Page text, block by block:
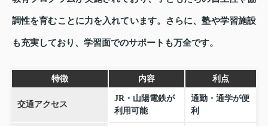
調性を育むことに力を入れています。さらに、塾や学習施設
も充実しており、学習面でのサポートも万全です。
特徴 内容 利点
交通アクセス
JR・山陽電鉄が
利用可能
通勤・通学が便
利